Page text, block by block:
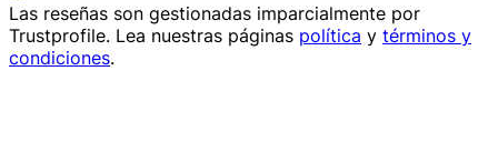
Las reseñas son gestionadas imparcialmente por
Trustprofile. Lea nuestras páginas política y términos y
condiciones.